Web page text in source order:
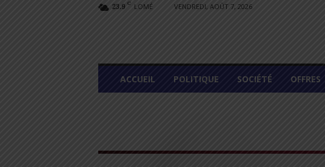
23.9 C LOMÉ VENDREDI, AOÛT 7, 2026
L
M
ACCUEIL POLITIQUE SOCIÉTÉ OFFRES